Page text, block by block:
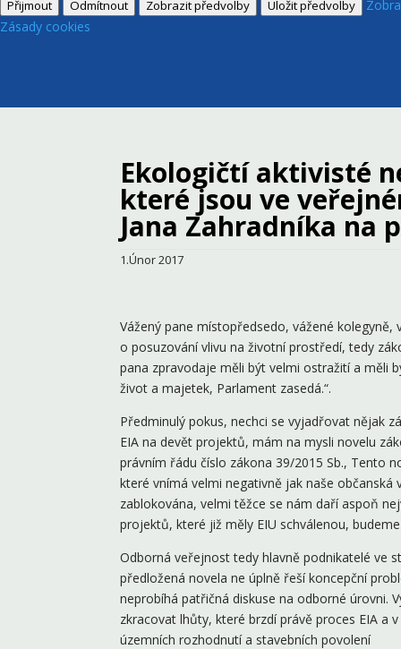
Přijmout Odmítnout Zobrazit předvolby Uložit předvolby
Zásady cookies
Ekologičtí aktivisté
které jsou ve
Jana Zahradníka na
1.Únor 2017
Vážený pane místopředsedo, vážené
o posuzování vlivu na životní prostředí, tedy
pana zpravodaje měli být velmi ostražití a měli
život a majetek, Parlament zasedá.“.
Předminulý pokus, nechci se vyjadřovat nějak
EIA na devět projektů, mám na mysli novelu
právním řádu číslo zákona 39/2015 Sb., Tento
které vnímá velmi negativně jak naše
zablokována, velmi těžce se nám daří aspoň
projektů, které již měly EIU schválenou,
Odborná veřejnost tedy hlavně podnikatelé ve
předložená novela ne úplně řeší koncepční
neprobíhá patřičná diskuse na odborné úrovni.
zkracovat lhůty, které brzdí právě proces EIA a
územních rozhodnutí a stavebních povolení